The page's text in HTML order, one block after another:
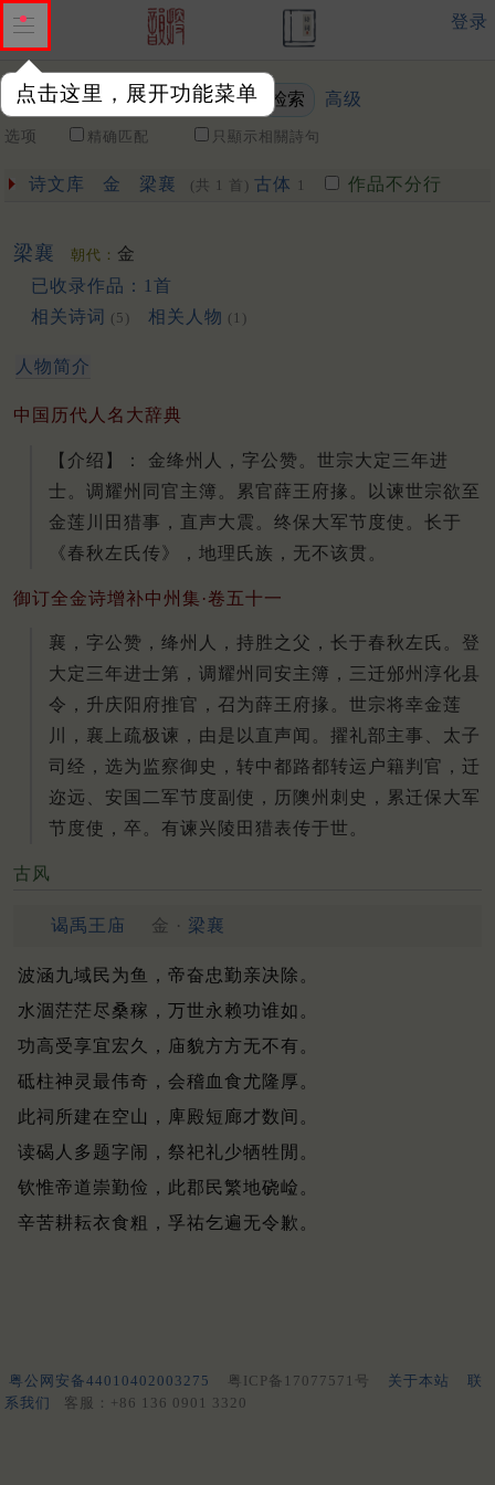
点击这里，展开功能菜单
登录
关键词 高级
选项 精确匹配 只顯示相關詩句
诗文库 金 梁襄 (共 1 首) 古体 1 作品不分行
梁襄 朝代： 金
已收录作品：1首
相关诗词 (5) 相关人物 (1)
人物简介
中国历代人名大辞典
【介绍】： 金绛州人，字公赞。世宗大定三年进
士。调耀州同官主簿。累官薛王府掾。以谏世宗欲至
金莲川田猎事，直声大震。终保大军节度使。长于
《春秋左氏传》，地理氏族，无不该贯。
御订全金诗增补中州集·卷五十一
襄，字公赞，绛州人，持胜之父，长于春秋左氏。登
大定三年进士第，调耀州同安主簿，三迁邠州淳化县
令，升庆阳府推官，召为薛王府掾。世宗将幸金莲
川，襄上疏极谏，由是以直声闻。擢礼部主事、太子
司经，选为监察御史，转中都路都转运户籍判官，迁
迩远、安国二军节度副使，历隩州刺史，累迁保大军
节度使，卒。有谏兴陵田猎表传于世。
古风
谒禹王庙 金 · 梁襄
波涵九域民为鱼，帝奋忠勤亲决除。
水涸茫茫尽桑稼，万世永赖功谁如。
功高受享宜宏久，庙貌方方无不有。
砥柱神灵最伟奇，会稽血食尤隆厚。
此祠所建在空山，庳殿短廊才数间。
读碣人多题字闹，祭祀礼少牺牲閒。
钦惟帝道崇勤俭，此郡民繁地硗崄。
辛苦耕耘衣食粗，孚祐乞遍无令歉。
粤公网安备44010402003275 粤ICP备17077571号 关于本站
联
系我们
客服：+86 136 0901 3320